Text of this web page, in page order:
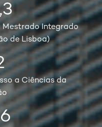
Mestrado Integrado
de Lisboa)
a Ciências da